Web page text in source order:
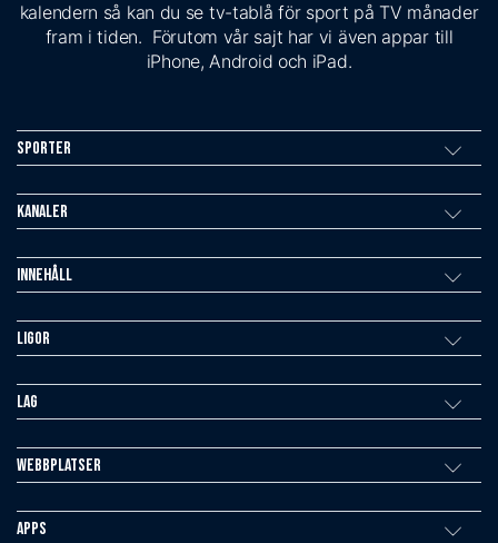
kalendern så kan du se tv-tablå för sport på TV månader
fram i tiden. Förutom vår sajt har vi även appar till
iPhone, Android och iPad.
Sporter
Kanaler
Innehåll
Ligor
Lag
Webbplatser
Apps